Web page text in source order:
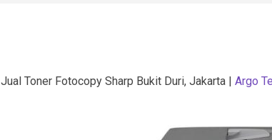
Jual Toner Fotocopy Sharp Bukit Duri, Jakarta | Argo